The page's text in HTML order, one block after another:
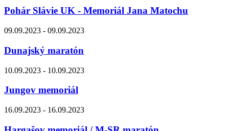
Pohár Slávie UK - Memoriál Jana Matochu
09.09.2023 - 09.09.2023
Dunajský maratón
10.09.2023 - 10.09.2023
Jungov memoriál
16.09.2023 - 16.09.2023